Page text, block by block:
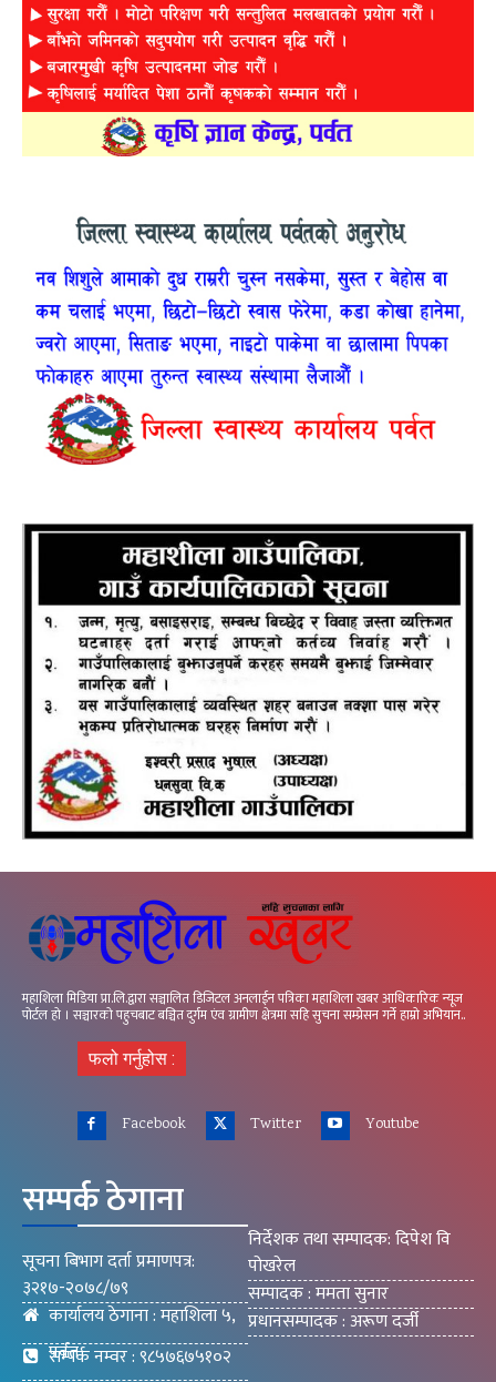
महाशिला मिडिया प्रा.लि.द्वारा सञ्चालित डिजिटल अनलाईन पत्रिका महाशिला खबर आधिकारिक न्यूज
पोर्टल हो । सञ्चारको पहुचबाट बञ्चित दुर्गम एंव ग्रामीण क्षेत्रमा सहि सुचना सम्प्रेसन गर्ने हाम्रो अभियान..
फलो गर्नुहोस :
Facebook Twitter Youtube
सम्पर्क ठेगाना
सूचना बिभाग दर्ता प्रमाणपत्र:
३२१७-२०७८/७९
कार्यालय ठेगाना : महाशिला ५,
पर्वत
सम्पर्क नम्वर : ९८५७६७५१०२
निर्देशक तथा सम्पादक: दिपेश वि
पोखरेल
सम्पादक : ममता सुनार
प्रधानसम्पादक : अरूण दर्जी